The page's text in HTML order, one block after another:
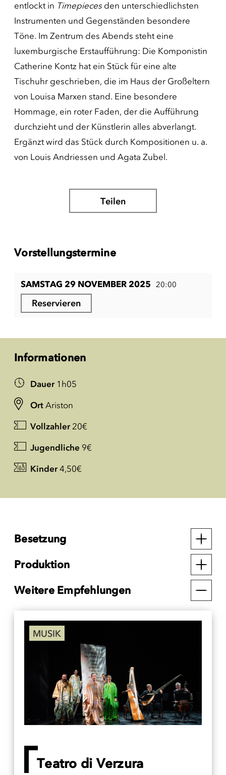
entlockt in Timepiecesden unterschiedlichsten
Instrumenten und Gegenständen besondere
Töne. Im Zentrum des Abends steht eine
luxemburgische Erstaufführung: Die Komponistin
Catherine Kontz hat ein Stück für eine alte
Tischuhr geschrieben, die im Haus der Großeltern
von Louisa Marxen stand. Eine besondere
Hommage, ein roter Faden, der die Aufführung
durchzieht und der Künstlerin alles abverlangt.
Ergänzt wird das Stück durch Kompositionen u. a.
von Louis Andriessen und Agata Zubel.
Teilen
Vorstellungstermine
SAMSTAG 29 NOVEMBER 2025 20:00
Reservieren
Informationen
Dauer 1h05
Ort Ariston
Vollzahler 20€
Jugendliche 9€
Kinder 4,50€
Besetzung
Produktion
Weitere Empfehlungen
MUSIK
Teatro di Verzura